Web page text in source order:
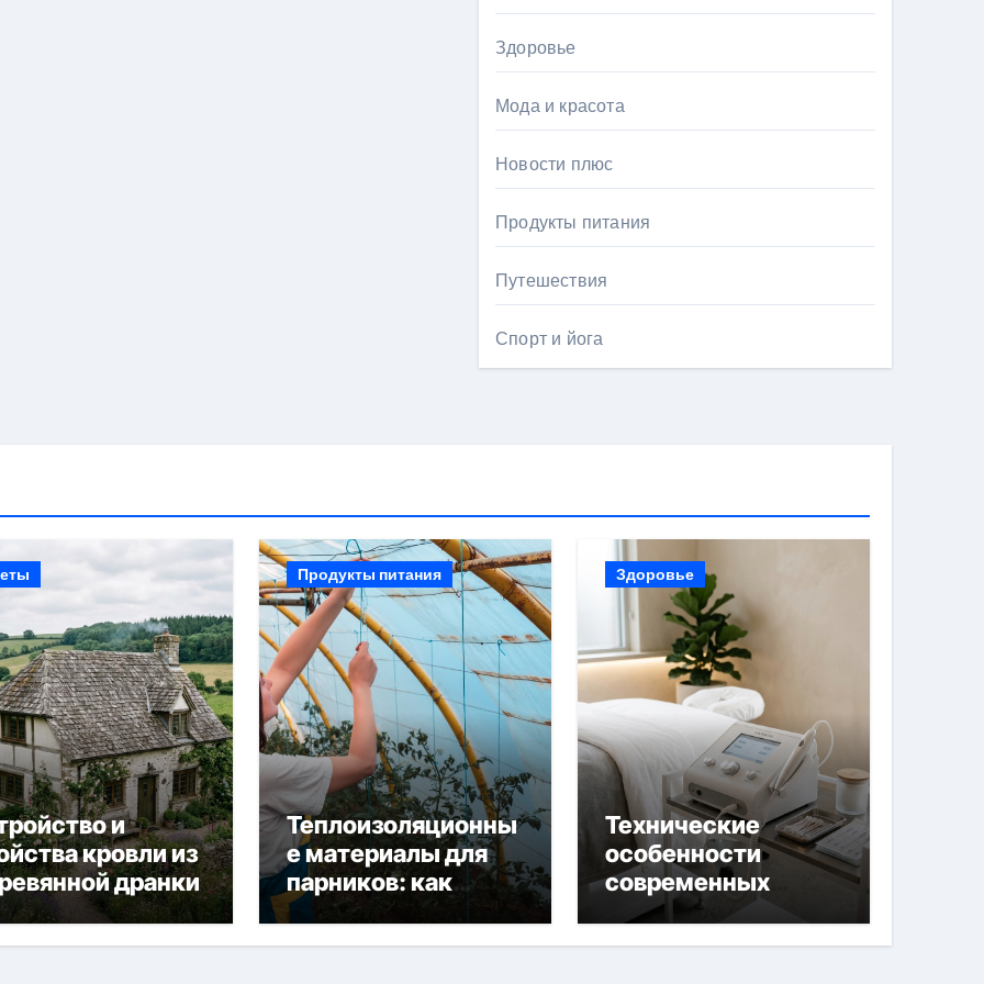
Здоровье
Мода и красота
Новости плюс
Продукты питания
Путешествия
Спорт и йога
и
кровли из
дранки
Продукты питания
Теплоизоляционны
е материалы для
парников: как
сохранить тепло и
получить богатый
Здоровье
Технические
особенности
современных
аппаратов для
электроэпиляции